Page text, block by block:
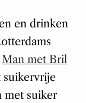
en drinken
Man met Bril
suikervrije
met suiker